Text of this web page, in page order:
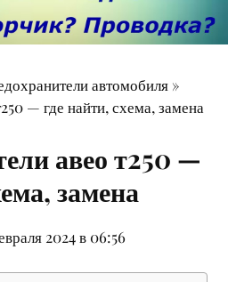
автомобиля »
— где найти, схема, замена
авео т250 —
замена
2024 в 06:56